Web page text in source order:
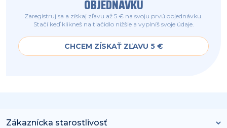
OBJEDNÁVKU
Zaregistruj sa a získaj zľavu až 5 € na svoju prvú objednávku.
Stačí keď klikneš na tlačidlo nižšie a vyplníš svoje údaje.
CHCEM ZÍSKAŤ ZĽAVU 5 €
Zákaznícka starostlivosť